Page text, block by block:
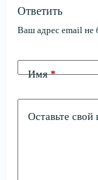
Ответить
Ваш адрес email не
Имя*
Оставьте